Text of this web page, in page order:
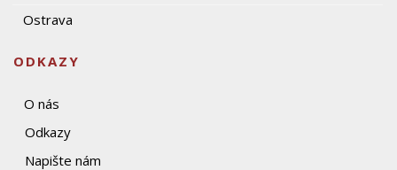
Ostrava
ODKAZY
O nás
Odkazy
Napište nám